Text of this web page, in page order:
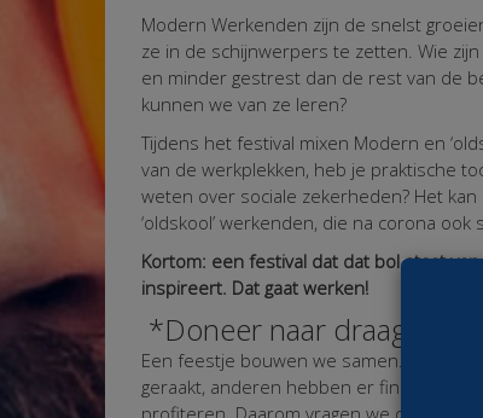
Modern Werkenden zijn de snelst
ze in de schijnwerpers te zetten. Wie zijn
en minder gestrest dan de rest van de
kunnen we van ze leren?
Tijdens het festival mixen Modern en
van de werkplekken, heb je praktische
weten over sociale zekerheden? Het kan
‘oldskool’ werkenden, die na corona
Kortom: een festival dat dat bol staat
inspireert. Dat gaat werken!
*Doneer naar
Een feestje bouwen we samen.
geraakt, anderen hebben er financieel